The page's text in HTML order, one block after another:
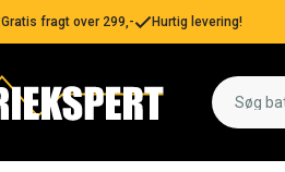
Gratis fragt over 299,- Hurtig levering!